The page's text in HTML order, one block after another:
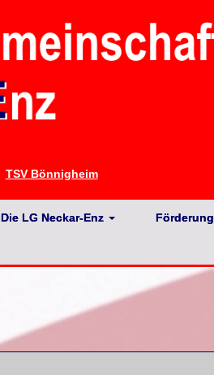
TSV Bönnigheim
Die LG Neckar-Enz Förderung